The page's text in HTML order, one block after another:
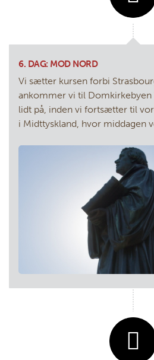
6. DAG: MOD NORD
Vi sætter kursen forbi
ankommer vi til
lidt på, inden vi fortsætter til
i Midttyskland, hvor middagen